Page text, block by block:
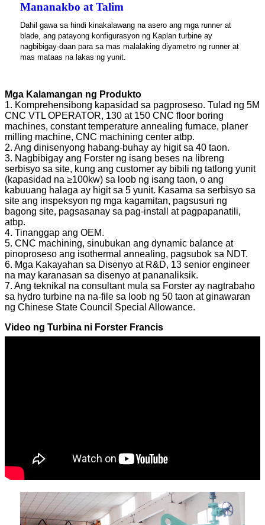
Mananakbo at Talim
Dahil gawa sa hindi kinakalawang na asero ang mga runner at
blade, ang patayong konfigurasyon ng Kaplan turbine ay
nagbibigay-daan para sa mas malalaking diyametro ng runner at
mas mataas na lakas ng yunit.
Mga Kalamangan ng Produkto
1. Komprehensibong kapasidad sa pagproseso. Tulad ng 5M
CNC VTL OPERATOR, 130 at 150 CNC floor boring
machines, constant temperature annealing furnace, planer
milling machine, CNC machining center atbp.
2. Ang dinisenyong habang-buhay ay higit sa 40 taon.
3. Nagbibigay ang Forster ng isang beses na libreng
serbisyo sa site, kung ang customer ay bibili ng tatlong yunit
(kapasidad na ≥100kw) sa loob ng isang taon, o ang
kabuuang halaga ay higit sa 5 yunit. Kasama sa serbisyo sa
site ang inspeksyon ng mga kagamitan, pagsusuri ng
bagong site, pagsasanay sa pag-install at pagpapanatili,
atbp.
4. Tinanggap ang OEM.
5. CNC machining, sinubukan ang dynamic balance at
pinoproseso ang isothermal annealing, pagsubok sa NDT.
6. Mga Kakayahan sa Disenyo at R&D, 13 senior engineer
na may karanasan sa disenyo at pananaliksik.
7. Ang teknikal na consultant mula sa Forster ay nagtrabaho
sa hydro turbine na na-file sa loob ng 50 taon at ginawaran
ng Chinese State Council Special Allowance.
Video ng Turbina ni Forster Francis